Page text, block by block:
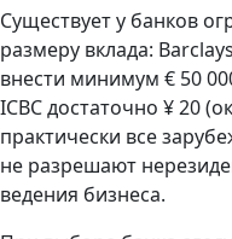
Существует у банков
размеру вклада:
внести минимум € 50
ICBC достаточно ¥ 20
практически все
не разрешают
ведения бизнеса.